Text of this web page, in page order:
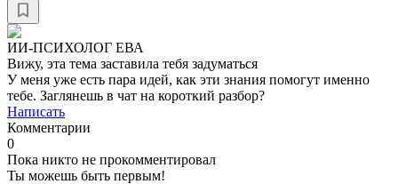
ИИ-ПСИХОЛОГ ЕВА
Вижу, эта тема заставила тебя задуматься
У меня уже есть пара идей, как эти знания помогут именно
тебе. Заглянешь в чат на короткий разбор?
Написать
Комментарии
0
Пока никто не прокомментировал
Ты можешь быть первым!